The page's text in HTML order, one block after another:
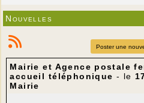
Nouvelles
Poster une
Mairie et Agence postale
accueil téléphonique - le
Mairie